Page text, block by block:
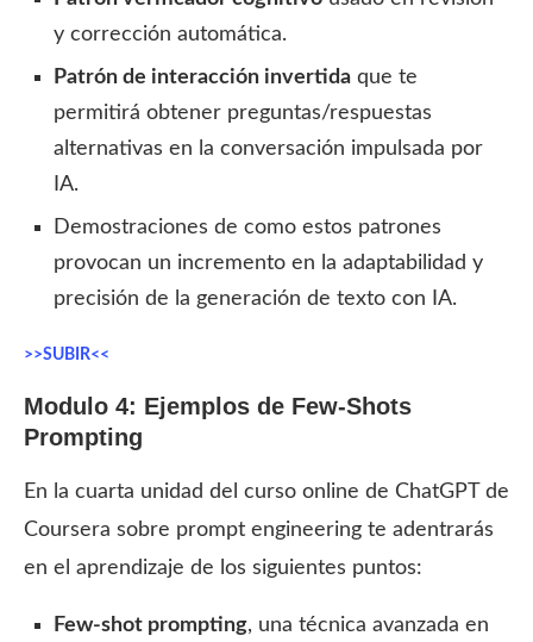
y corrección automática.
Patrón de interacción invertida que te
permitirá obtener preguntas/respuestas
alternativas en la conversación impulsada por
IA.
Demostraciones de como estos patrones
provocan un incremento en la adaptabilidad y
precisión de la generación de texto con IA.
>>SUBIR<<
Modulo 4: Ejemplos de Few-Shots
Prompting
En la cuarta unidad del curso online de ChatGPT de
Coursera sobre prompt engineering te adentrarás
en el aprendizaje de los siguientes puntos:
Few-shot prompting, una técnica avanzada en